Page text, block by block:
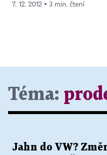
7. 12. 2012 ▪ 3 min. čtení
Téma:
Jahn do VW?